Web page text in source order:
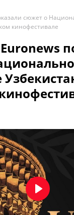
сюжет о
кинофестивале